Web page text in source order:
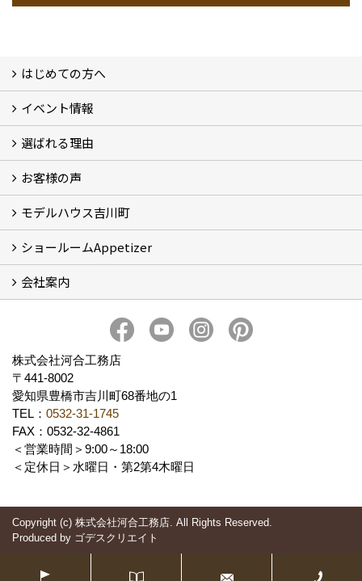
はじめての方へ
フォトギャラリー
性能について
自然素材のお家
オーナー様のおうち訪問
イベント情報
イベント情報
選ばれる理由
5つのやさしさ宣言
3つのプロ宣言
お家づくりスケジュール
お客様の声
お客様の声
モデルハウス吉川町
吉川町モデルハウス
ショールームAppetizer
Appetizer(ショールーム)
Appetizer(レンタルスペース)
会社案内
社長 河合智之の想い
求人情報 Recruit
株式会社河合工務店
〒441-8002
愛知県豊橋市吉川町68番地の1
TEL： 0532-31-1745
FAX：0532-32-4861
＜営業時間＞9:00～18:00
＜定休日＞水曜日・第2第4木曜日
Copyright (c) 株式会社河合工務店. All Rights Reserved.
Produced by ゴデスクリエイト